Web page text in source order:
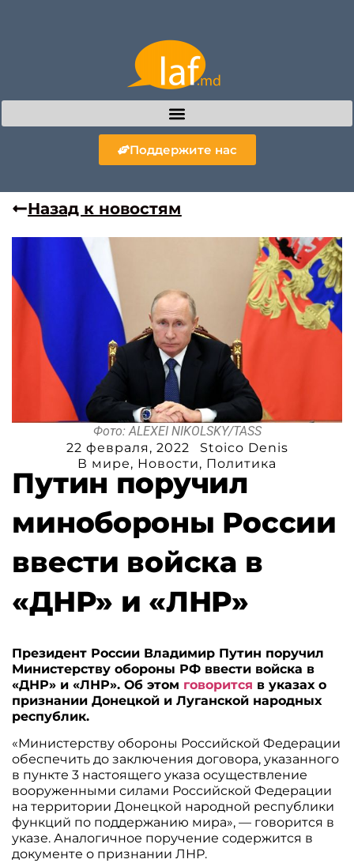
Поддержите нас
Назад к новостям
Фото: ALEXEI NIKOLSKY/TASS
22 февраля, 2022
Stoico Denis
В мире, Новости, Политика
Путин поручил
минобороны России
ввести войска в
«ДНР» и «ЛНР»
Президент России Владимир Путин поручил
Министерству обороны РФ ввести войска в
«ДНР» и «ЛНР». Об этом говорится в указах о
признании Донецкой и Луганской народных
республик.
«Министерству обороны Российской Федерации
обеспечить до заключения договора, указанного
в пункте 3 настоящего указа осуществление
вооруженными силами Российской Федерации
на территории Донецкой народной республики
функций по поддержанию мира», — говорится в
указе. Аналогичное поручение содержится в
документе о признании ЛНР.